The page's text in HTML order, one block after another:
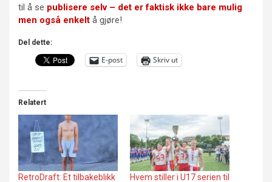
til å se publisere selv – det er faktisk ikke bare mulig
men også enkelt å gjøre!
Del dette:
E-post Skriv ut
Relatert
RetroDraft: Et tilbakeblikk Hvem stiller i U17 serien til